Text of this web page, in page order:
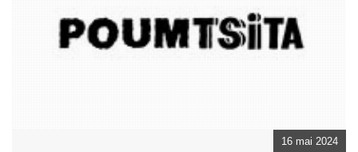
16 mai 2024